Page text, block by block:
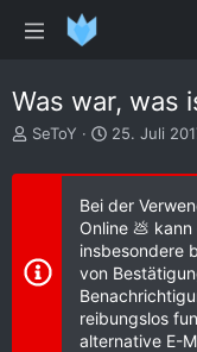
Was war, was
E
s
l
e
SeToY
E
s
t
e
l
l
t
a
m
25. Juli
Bei der
Online 💩
insbesondere
von
reibungslos
alternative E-